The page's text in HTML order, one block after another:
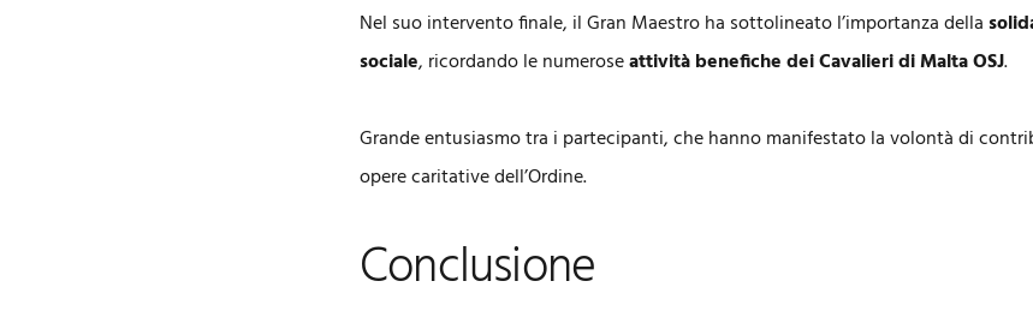
Nel suo intervento finale, il Gran Maestro ha sottolineato l’importanza della
sociale, ricordando le numeroseattività benefiche dei Cavalieri di Malta OSJ.
Grande entusiasmo tra i partecipanti, che hanno manifestato la volontà di
opere caritative dell’Ordine.
Conclusione